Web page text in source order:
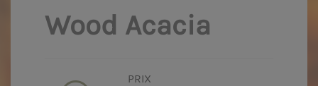
Wood Acacia
PRIX